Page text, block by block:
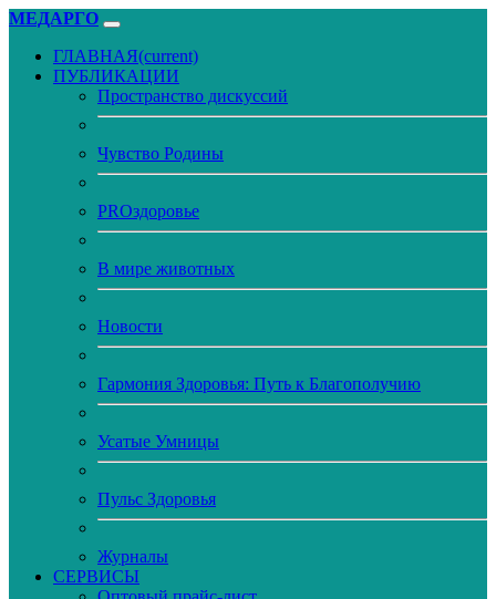
МЕДАРГО
ГЛАВНАЯ(current)
ПУБЛИКАЦИИ
Пространство дискуссий
Чувство Родины
PROздоровье
В мире животных
Новости
Гармония Здоровья: Путь к Благополучию
Усатые Умницы
Пульс Здоровья
Журналы
CЕРВИСЫ